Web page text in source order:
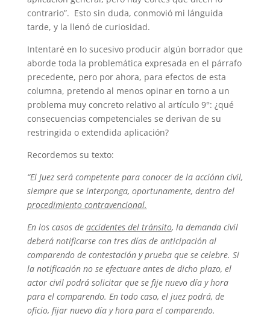
contrario”. Esto sin duda, conmovió mi lánguida
tarde, y la llenó de curiosidad.
Intentaré en lo sucesivo producir algún borrador que
aborde toda la problemática expresada en el párrafo
precedente, pero por ahora, para efectos de esta
columna, pretendo al menos opinar en torno a un
problema muy concreto relativo al artículo 9°: ¿qué
consecuencias competenciales se derivan de su
restringida o extendida aplicación?
Recordemos su texto:
“El Juez será competente para conocer de la acciónn civil,
siempre que se interponga, oportunamente, dentro del
procedimiento contravencional.
En los casos de accidentes del tránsito, la demanda civil
deberá notificarse con tres días de anticipación al
comparendo de contestación y prueba que se celebre. Si
la notificación no se efectuare antes de dicho plazo, el
actor civil podrá solicitar que se fije nuevo día y hora
para el comparendo. En todo caso, el juez podrá, de
oficio, fijar nuevo día y hora para el comparendo.